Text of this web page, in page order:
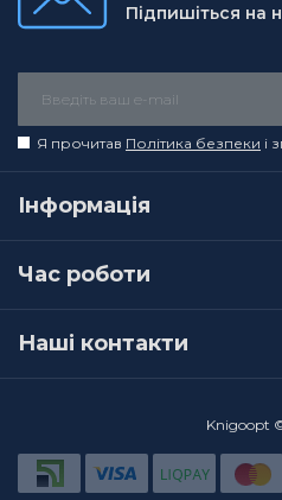
Підпишіться на
Я прочитав Політика безпеки і
Інформація
Час роботи
Наші контакти
Knigoopt